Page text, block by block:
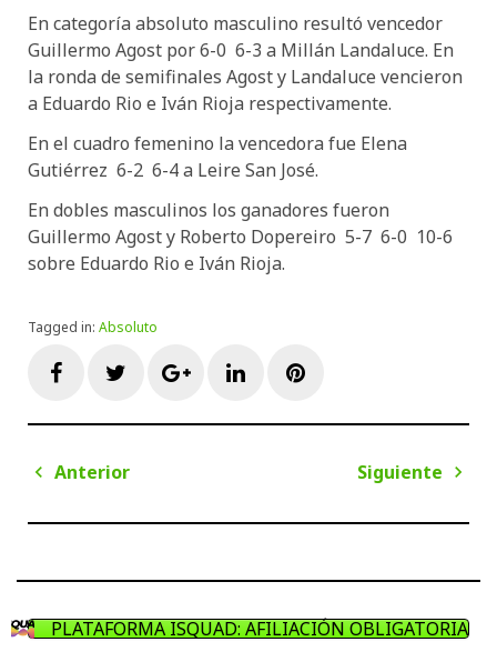
En categoría absoluto masculino resultó vencedor
Guillermo Agost por 6-0 6-3 a Millán Landaluce. En
la ronda de semifinales Agost y Landaluce vencieron
a Eduardo Rio e Iván Rioja respectivamente.
En el cuadro femenino la vencedora fue Elena
Gutiérrez 6-2 6-4 a Leire San José.
En dobles masculinos los ganadores fueron
Guillermo Agost y Roberto Dopereiro 5-7 6-0 10-6
sobre Eduardo Rio e Iván Rioja.
Tagged in: Absoluto
FacebookTwitterGoogle+LinkedInPinterest
Navegación
entradas
Anterior
Siguiente
PLATAFORMA ISQUAD: AFILIACIÓN OBLIGATORIA